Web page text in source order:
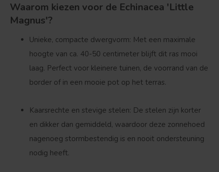
Waarom kiezen voor de Echinacea 'Little
Magnus'?
Unieke, compacte dwergvorm: Met een maximale
hoogte van ca. 40-50 centimeter blijft dit ras mooi
laag. Perfect voor kleinere tuinen, de voorrand van de
border of in een mooie pot op het terras.
Kaarsrechte en stevige stelen: De stelen zijn korter
en dikker dan gemiddeld, waardoor deze zonnehoed
nagenoeg stormbestendig is en nooit ondersteuning
nodig heeft.